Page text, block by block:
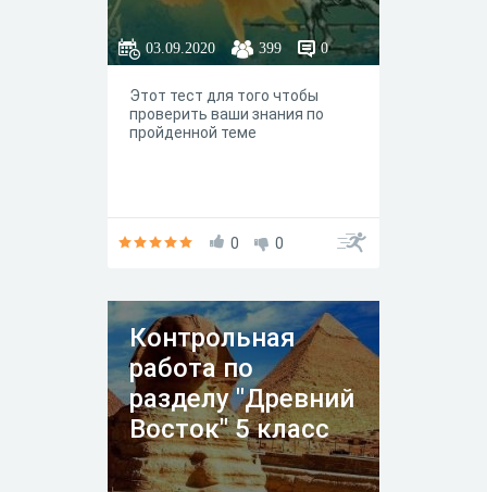
03.09.2020 399 0
Этот тест для того чтобы
проверить ваши знания по
пройденной теме
0 0
Контрольная
работа по
разделу "Древний
Восток" 5 класс